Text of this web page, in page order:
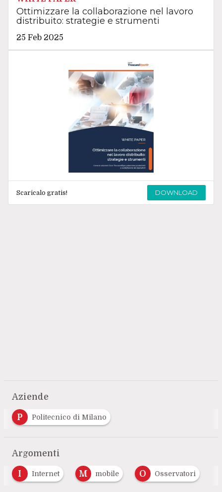
Ottimizzare la collaborazione nel lavoro
distribuito: strategie e strumenti
25 Feb 2025
Scaricalo gratis! DOWNLOAD
Aziende
P Politecnico di Milano
Argomenti
M mobile O Osservatori S Smartphone